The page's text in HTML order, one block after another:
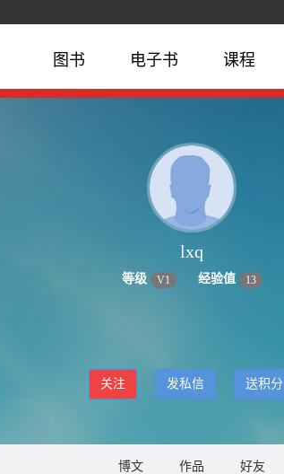
图书 电子书 课程
lxq
等级 V1 经验值 13
关注 发私信 送积分
博文 作品 好友